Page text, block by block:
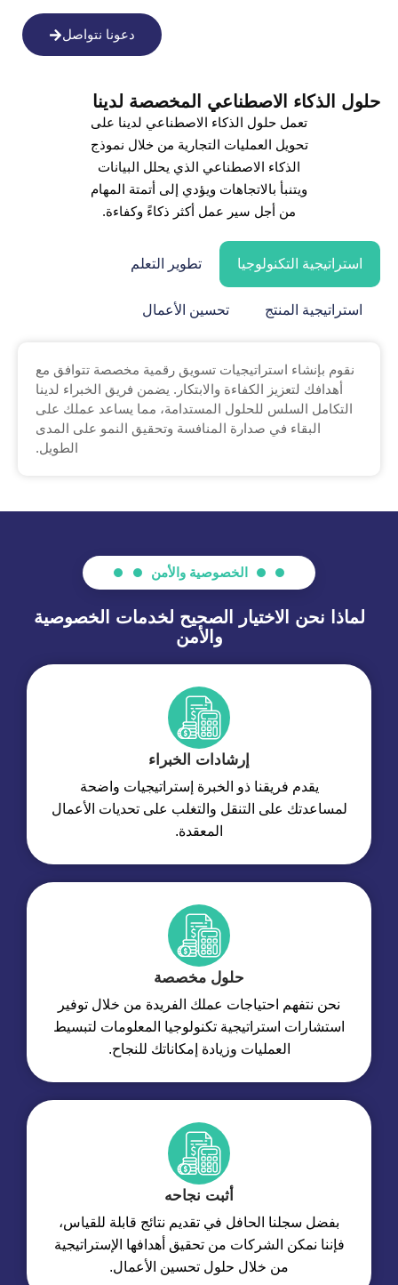
دعونا نتواصل
حلول الذكاء الاصطناعي المخصصة لدينا
تعمل حلول الذكاء الاصطناعي لدينا على
تحويل العمليات التجارية من خلال نموذج
الذكاء الاصطناعي الذي يحلل البيانات
ويتنبأ بالاتجاهات ويؤدي إلى أتمتة المهام
من أجل سير عمل أكثر ذكاءً وكفاءة.
استراتيجية التكنولوجيا تطوير التعلم
استراتيجية المنتج تحسين الأعمال
نقوم بإنشاء استراتيجيات تسويق رقمية مخصصة تتوافق مع
أهدافك لتعزيز الكفاءة والابتكار. يضمن فريق الخبراء لدينا
التكامل السلس للحلول المستدامة، مما يساعد عملك على
البقاء في صدارة المنافسة وتحقيق النمو على المدى
الطويل.
الخصوصية والأمن
لماذا نحن الاختيار الصحيح لخدمات الخصوصية
والأمن
إرشادات الخبراء
يقدم فريقنا ذو الخبرة إستراتيجيات واضحة
لمساعدتك على التنقل والتغلب على تحديات الأعمال
المعقدة.
حلول مخصصة
نحن نتفهم احتياجات عملك الفريدة من خلال توفير
استشارات استراتيجية تكنولوجيا المعلومات لتبسيط
العمليات وزيادة إمكاناتك للنجاح.
أثبت نجاحه
بفضل سجلنا الحافل في تقديم نتائج قابلة للقياس،
فإننا نمكن الشركات من تحقيق أهدافها الإستراتيجية
من خلال حلول تحسين الأعمال.